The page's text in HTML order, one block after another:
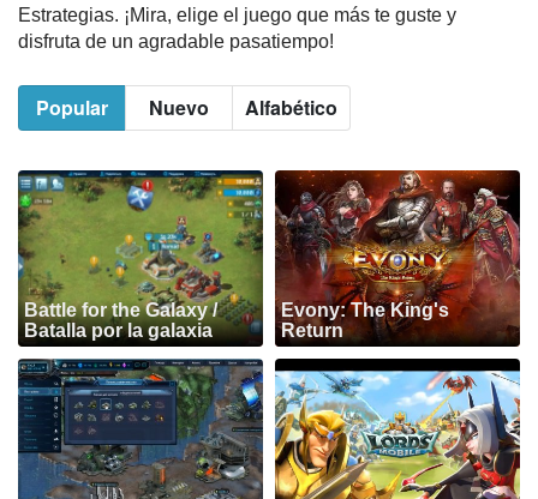
Estrategias. ¡Mira, elige el juego que más te guste y
disfruta de un agradable pasatiempo!
Popular Nuevo Alfabético
Battle for the Galaxy /
Batalla por la galaxia
Evony: The King's
Return